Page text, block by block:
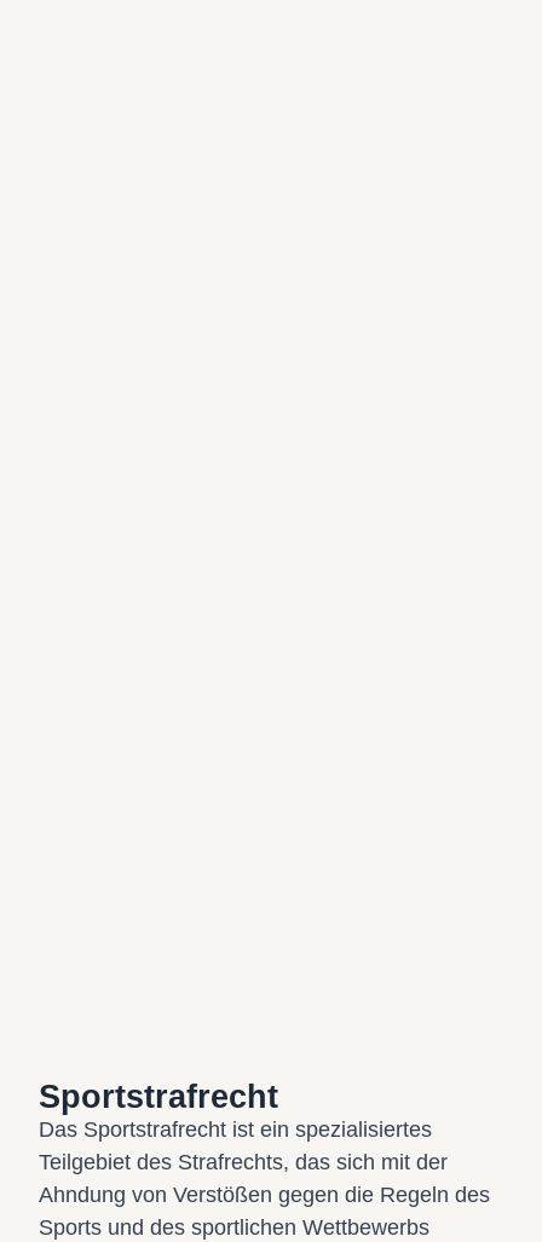
Sportstrafrecht
Strafverteidiger Mönchengladbach
Das Sportstrafrecht ist ein spezialisiertes
Teilgebiet des Strafrechts, das sich mit der
Ahndung von Verstößen gegen die Regeln des
Sports und des sportlichen Wettbewerbs